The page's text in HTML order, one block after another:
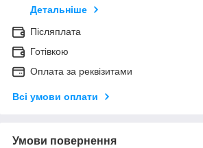
Детальніше
Післяплата
Готівкою
Оплата за реквізитами
Всі умови оплати
Умови повернення